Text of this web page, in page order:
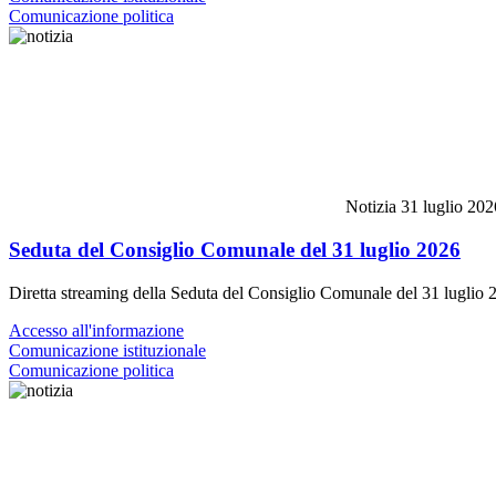
Comunicazione politica
Notizia 31 luglio
Seduta del Consiglio Comunale del 31 luglio 2026
Diretta streaming della Seduta del Consiglio Comunale del 31 luglio
Accesso all'informazione
Comunicazione istituzionale
Comunicazione politica